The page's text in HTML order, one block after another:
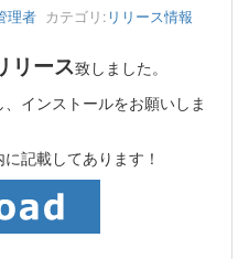
理者 カテゴリ: リリース情報
リース致しました。
インストールをお願いしま
記載してあります！